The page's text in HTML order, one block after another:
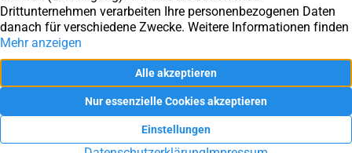
Ihre Immobilienmakler der Immobilienbörse Bonn / Rhein-
Datenschutz